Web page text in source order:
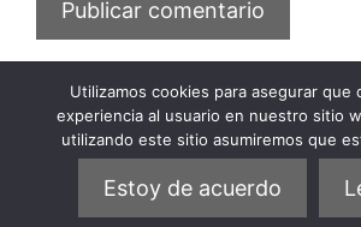
Privacidad Política de cookies
© 2026 Elviajista.com
Utilizamos cookies para asegurar que
experiencia al usuario en nuestro sitio
utilizando este sitio asumiremos que
Estoy de acuerdo